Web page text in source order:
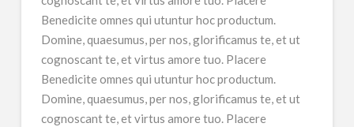
Benedicite omnes qui utuntur hoc productum.
Domine, quaesumus, per nos, glorificamus te, et ut
cognoscant te, et virtus amore tuo. Placere
Benedicite omnes qui utuntur hoc productum.
Domine, quaesumus, per nos, glorificamus te, et ut
cognoscant te, et virtus amore tuo. Placere